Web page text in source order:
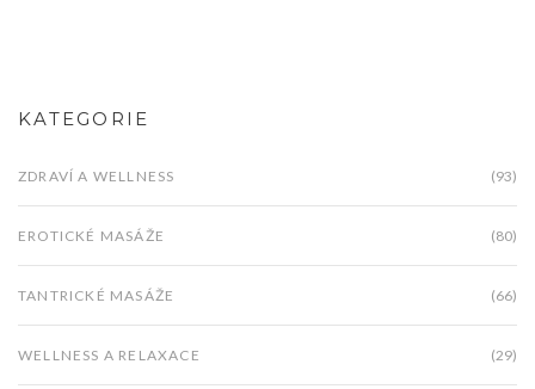
KATEGORIE
ZDRAVÍ A WELLNESS (93)
EROTICKÉ MASÁŽE (80)
TANTRICKÉ MASÁŽE (66)
WELLNESS A RELAXACE (29)